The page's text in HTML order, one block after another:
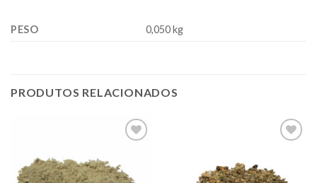
PESO 0,050 kg
PRODUTOS RELACIONADOS